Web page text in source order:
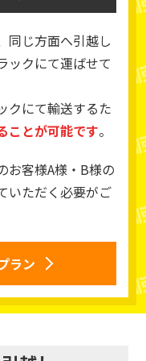
同じ方面へ引越し
ックにて運ばせて
クにて輸送するた
ことが可能です。
お客様A様・B様の
いただく必要がご
ラン